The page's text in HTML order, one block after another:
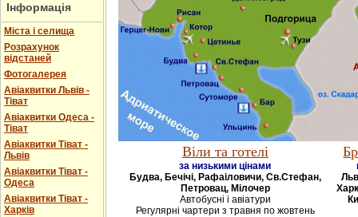
Інформація
Міста і селища
Розрахунок
відстаней
Фотогалерея
Авіаквитки Львів -
Тіват
Авіаквитки Одеса -
Тіват
Авіаквитки Тіват -
Львів
Авіаквитки Тіват -
Одеса
Авіаквитки Тіват -
Харків
Віли та готелі
за низькими цінами
Будва, Бечічі, Рафаіловичи, Св.Стефан,
Петровац, Мілочер
Автобусні і авіатури
Регулярні чартери з травня по жовтень